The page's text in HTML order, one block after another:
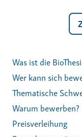
Was ist die
Wer kann sich
Thematische
Warum bewerben?
Preisverleihung